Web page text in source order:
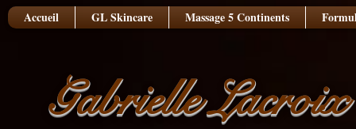
Accueil GL Skincare Massage 5 Continents
Gabrielle